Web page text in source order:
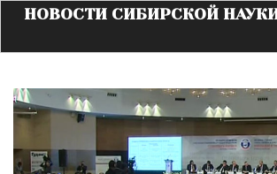
НОВОСТИ СИБИРСКОЙ